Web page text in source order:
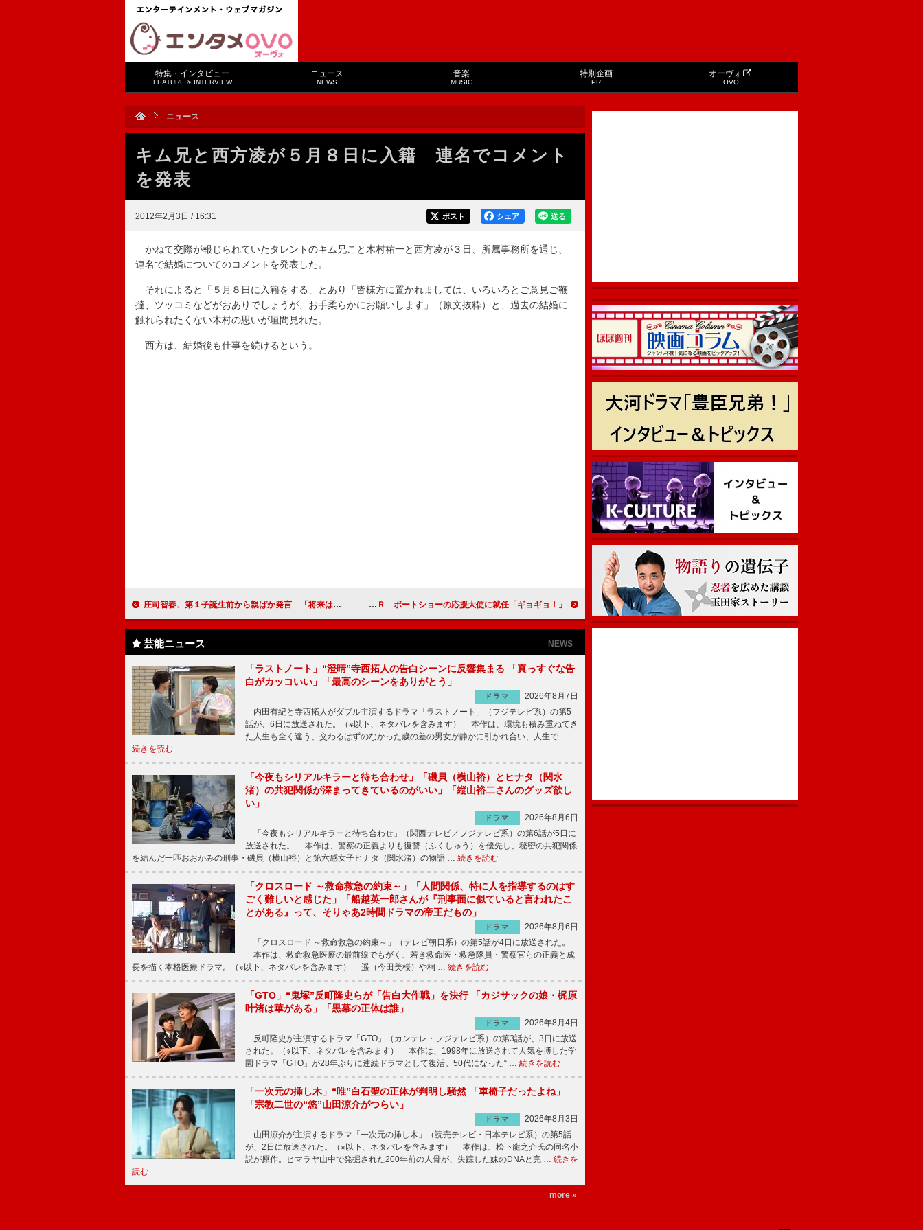
特集・インタビュー
FEATURE & INTERVIEW
ニュース
NEWS
音楽
MUSIC
特別企画
PR
オーヴォ
OVO
ニュース
キム兄と西方凌が５月８日に入籍 連名でコメント
を発表
2012年2月3日 / 16:31 送る
シェア
ポスト
かねて交際が報じられていたタレントのキム兄こと木村祐一と西方凌が３日、所属事務所を通じ、
連名で結婚についてのコメントを発表した。
それによると「５月８日に入籍をする」とあり「皆様方に置かれましては、いろいろとご意見ご鞭
撻、ツッコミなどがおありでしょうが、お手柔らかにお願いします」（原文抜粋）と、過去の結婚に
触れられたくない木村の思いが垣間見れた。
西方は、結婚後も仕事を続けるという。
庄司智春、第１子誕生前から親ばか発言 「将来はモデルかな」 さかなクンと福島和可菜が海の楽しさをＰＲ ボートショーの応援大使に就任「ギョギョ！」
芸能ニュース NEWS
「ラストノート」“澄晴”寺西拓人の告白シーンに反響集まる 「真っすぐな告
白がカッコいい」「最高のシーンをありがとう」
ドラマ
2026年8月7日
内田有紀と寺西拓人がダブル主演するドラマ「ラストノート」（フジテレビ系）の第5
話が、6日に放送された。（※以下、ネタバレを含みます） 本作は、環境も積み重ねてき
た人生も全く違う、交わるはずのなかった歳の差の男女が静かに引かれ合い、人生で …
続きを読む
「今夜もシリアルキラーと待ち合わせ」「磯貝（横山裕）とヒナタ（関水
渚）の共犯関係が深まってきているのがいい」「縦山裕二さんのグッズ欲し
い」
ドラマ
2026年8月6日
「今夜もシリアルキラーと待ち合わせ」（関西テレビ／フジテレビ系）の第6話が5日に
放送された。 本作は、警察の正義よりも復讐（ふくしゅう）を優先し、秘密の共犯関係
を結んだ一匹おおかみの刑事・磯貝（横山裕）と第六感女子ヒナタ（関水渚）の物語 … 続きを読む
「クロスロード ～救命救急の約束～」「人間関係、特に人を指導するのはす
ごく難しいと感じた」「船越英一郎さんが『刑事面に似ていると言われたこ
とがある』って、そりゃあ2時間ドラマの帝王だもの」
ドラマ
2026年8月6日
「クロスロード ～救命救急の約束～」（テレビ朝日系）の第5話が4日に放送された。
本作は、救命救急医療の最前線でもがく、若き救命医・救急隊員・警察官らの正義と成
長を描く本格医療ドラマ。（※以下、ネタバレを含みます） 遥（今田美桜）や桐 … 続きを読む
「GTO」“鬼塚”反町隆史らが「告白大作戦」を決行 「カジサックの娘・梶原
叶渚は華がある」「黒幕の正体は誰」
ドラマ
2026年8月4日
反町隆史が主演するドラマ「GTO」（カンテレ・フジテレビ系）の第3話が、3日に放送
された。（※以下、ネタバレを含みます） 本作は、1998年に放送されて人気を博した学
園ドラマ「GTO」が28年ぶりに連続ドラマとして復活。50代になった“ … 続きを読む
「一次元の挿し木」“唯”白石聖の正体が判明し騒然 「車椅子だったよね」
「宗教二世の“悠”山田涼介がつらい」
ドラマ
2026年8月3日
山田涼介が主演するドラマ「一次元の挿し木」（読売テレビ・日本テレビ系）の第5話
が、2日に放送された。（※以下、ネタバレを含みます） 本作は、松下龍之介氏の同名小
説が原作。ヒマラヤ山中で発掘された200年前の人骨が、失踪した妹のDNAと完 … 続きを
読む
more »